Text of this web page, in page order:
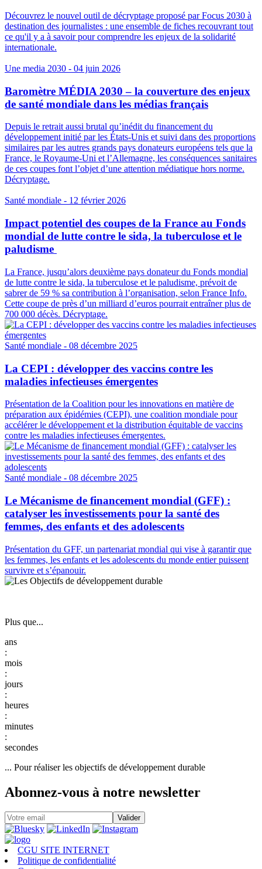
Découvrez le nouvel outil de décryptage proposé par Focus 2030 à
destination des journalistes : une ensemble de fiches recouvrant tout
ce qu'il y a à savoir pour comprendre les enjeux de la solidarité
internationale.
Une media 2030 - 04 juin 2026
Baromètre MÉDIA 2030 – la couverture des enjeux
de santé mondiale dans les médias français
Depuis le retrait aussi brutal qu’inédit du financement du
développement initié par les États-Unis et suivi dans des proportions
similaires par les autres grands pays donateurs européens tels que la
France, le Royaume-Uni et l’Allemagne, les conséquences sanitaires
de ces coupes font l’objet d’une attention médiatique hors norme.
Décryptage.
Santé mondiale - 12 février 2026
Impact potentiel des coupes de la France au Fonds
mondial de lutte contre le sida, la tuberculose et le
paludisme
La France, jusqu’alors deuxième pays donateur du Fonds mondial
de lutte contre le sida, la tuberculose et le paludisme, prévoit de
sabrer de 59 % sa contribution à l’organisation, selon France Info.
Cette coupe de près d’un milliard d’euros pourrait entraîner plus de
700 000 décès. Décryptage.
Santé mondiale - 08 décembre 2025
La CEPI : développer des vaccins contre les
maladies infectieuses émergentes
Présentation de la Coalition pour les innovations en matière de
préparation aux épidémies (CEPI), une coalition mondiale pour
accélérer le développement et la distribution équitable de vaccins
contre les maladies infectieuses émergentes.
Santé mondiale - 08 décembre 2025
Le Mécanisme de financement mondial (GFF) :
catalyser les investissements pour la santé des
femmes, des enfants et des adolescents
Présentation du GFF, un partenariat mondial qui vise à garantir que
les femmes, les enfants et les adolescents du monde entier puissent
survivre et s’épanouir.
Plus que...
:
:
:
:
:
... Pour réaliser les objectifs de développement durable
Abonnez-vous à notre newsletter
CGU SITE INTERNET
Politique de confidentialité